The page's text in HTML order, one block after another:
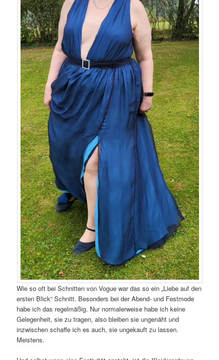
Wie so oft bei Schnitten von Vogue war das so ein „Liebe auf den
ersten Blick“ Schnitt. Besonders bei der Abend- und Festmode
habe ich das regelmäßig. Nur normalerweise habe ich keine
Gelegenheit, sie zu tragen, also bleiben sie ungenäht und
inzwischen schaffe ich es auch, sie ungekauft zu lassen.
Meistens.